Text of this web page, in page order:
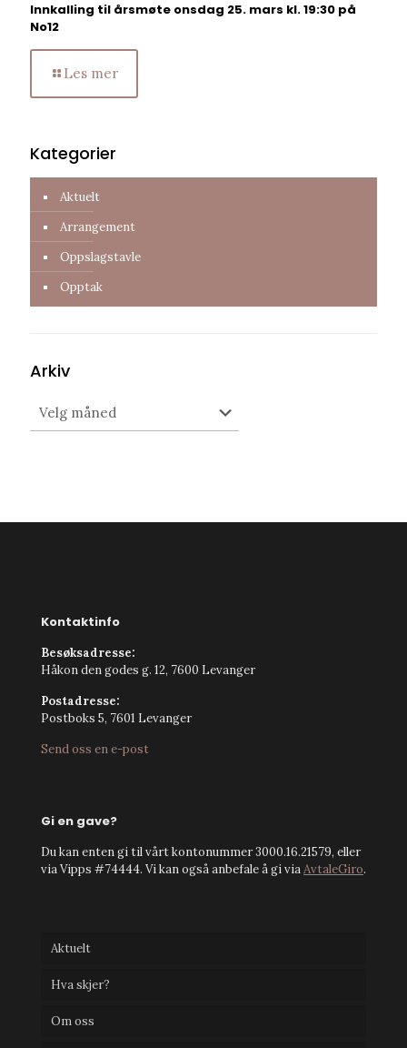
Innkalling til årsmøte onsdag 25. mars kl. 19:30 på
No12
Les mer
Kategorier
Aktuelt
Arrangement
Oppslagstavle
Opptak
Arkiv
Kontaktinfo
Besøksadresse:
Håkon den godes g. 12, 7600 Levanger
Postadresse:
Postboks 5, 7601 Levanger
Send oss en e-post
Gi en gave?
Du kan enten gi til vårt kontonummer 3000.16.21579, eller
via Vipps #74444. Vi kan også anbefale å gi viaAvtaleGiro.
Aktuelt
Hva skjer?
Om oss